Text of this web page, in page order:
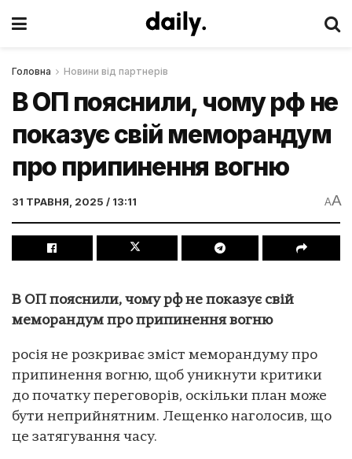
Головна Новини від партнерів
В ОП пояснили, чому рф не
показує свій меморандум
про припинення вогню
31 ТРАВНЯ, 2025 / 13:11 AA
В ОП пояснили, чому рф не показує свій
меморандум про припинення вогню
росія не розкриває зміст меморандуму про
припинення вогню, щоб уникнути критики
до початку переговорів, оскільки план може
бути неприйнятним. Лещенко наголосив, що
це затягування часу.